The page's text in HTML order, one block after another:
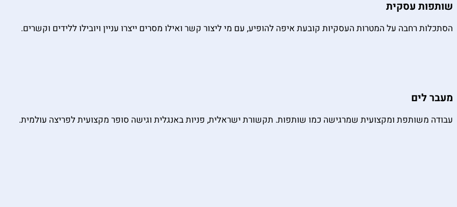
שותפות עסקית
הסתכלות רחבה על המטרות העסקיות קובעת איפה להופיע, עם מי ליצור קשר ואילו מסרים ייצרו עניין ויובילו ללידים וקשרים.
מעבר לים
עבודה משותפת ומקצועית שמרגישה כמו שותפות. תקשורת ישראלית, פניות באנגלית וגישה סופר מקצועית לפריצה עולמית.